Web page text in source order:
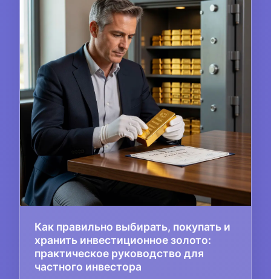
Как правильно выбирать, покупать и
хранить инвестиционное золото:
практическое руководство для
частного инвестора